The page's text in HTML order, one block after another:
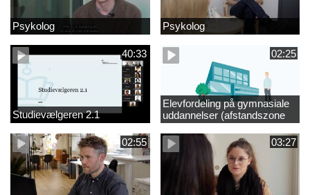
Psykolog Psykolog
40:33
Studievælgeren 2.1
02:25
Elevfordeling på gymnasiale
uddannelser (afstandszone
redigeret)
02:55
03:27